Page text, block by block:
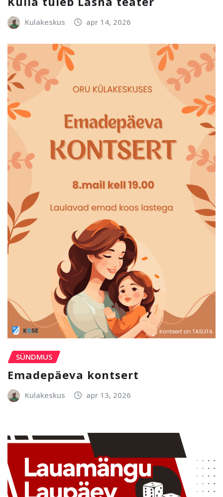
Kulakeskus apr 14, 2026
SÜNDMUS
Emadepäeva kontsert
Kulakeskus apr 13, 2026